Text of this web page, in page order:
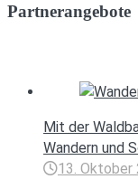
Partnerangebote
Mit der
Wandern und
13. Oktober